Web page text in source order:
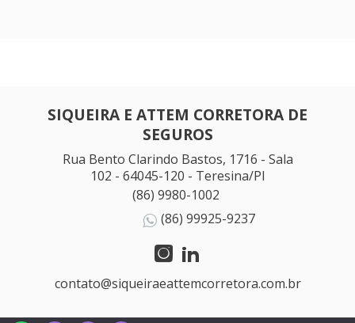
SIQUEIRA E ATTEM CORRETORA DE
SEGUROS
Rua Bento Clarindo Bastos, 1716 - Sala
102 - 64045-120 - Teresina/PI
(86) 9980-1002
(86) 99925-9237
contato@siqueiraeattemcorretora.com.br